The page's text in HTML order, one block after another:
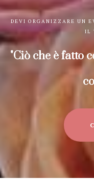
"Ciò che è fatto
DEVI ORGANIZZARE UN
IL